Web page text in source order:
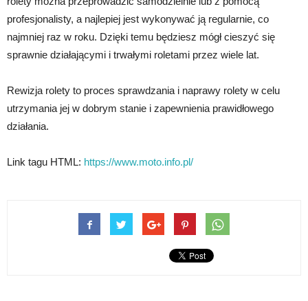
profesjonalisty, a najlepiej jest wykonywać ją regularnie, co
najmniej raz w roku. Dzięki temu będziesz mógł cieszyć się
sprawnie działającymi i trwałymi roletami przez wiele lat.
Rewizja rolety to proces sprawdzania i naprawy rolety w celu
utrzymania jej w dobrym stanie i zapewnienia prawidłowego
działania.
Link tagu HTML: https://www.moto.info.pl/